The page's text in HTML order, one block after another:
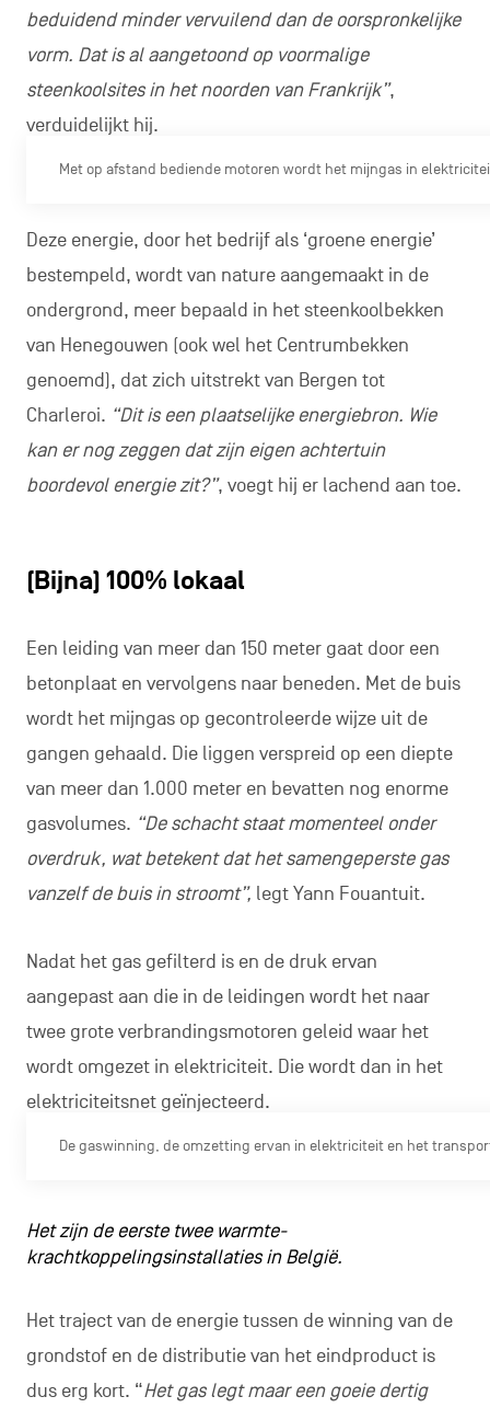
beduidend minder vervuilend dan de oorspronkelijke
vorm. Dat is al aangetoond op voormalige
steenkoolsites in het noorden van Frankrijk”,
verduidelijkt hij.
Met op afstand bediende motoren wordt het mijngas in
Deze energie, door het bedrijf als ‘groene energie’
bestempeld, wordt van nature aangemaakt in de
ondergrond, meer bepaald in het steenkoolbekken
van Henegouwen (ook wel het Centrumbekken
genoemd), dat zich uitstrekt van Bergen tot
Charleroi. “Dit is een plaatselijke energiebron. Wie
kan er nog zeggen dat zijn eigen achtertuin
boordevol energie zit?”, voegt hij er lachend aan toe.
(Bijna) 100% lokaal
Een leiding van meer dan 150 meter gaat door een
betonplaat en vervolgens naar beneden. Met de buis
wordt het mijngas op gecontroleerde wijze uit de
gangen gehaald. Die liggen verspreid op een diepte
van meer dan 1.000 meter en bevatten nog enorme
gasvolumes. “De schacht staat momenteel onder
overdruk, wat betekent dat het samengeperste gas
vanzelf de buis in stroomt”, legt Yann Fouantuit.
Nadat het gas gefilterd is en de druk ervan
aangepast aan die in de leidingen wordt het naar
twee grote verbrandingsmotoren geleid waar het
wordt omgezet in elektriciteit. Die wordt dan in het
elektriciteitsnet geïnjecteerd.
De gaswinning, de omzetting ervan in elektriciteit en het
Het zijn de eerste twee warmte-
krachtkoppelingsinstallaties in België.
Het traject van de energie tussen de winning van de
grondstof en de distributie van het eindproduct is
dus erg kort. “Het gas legt maar een goeie dertig